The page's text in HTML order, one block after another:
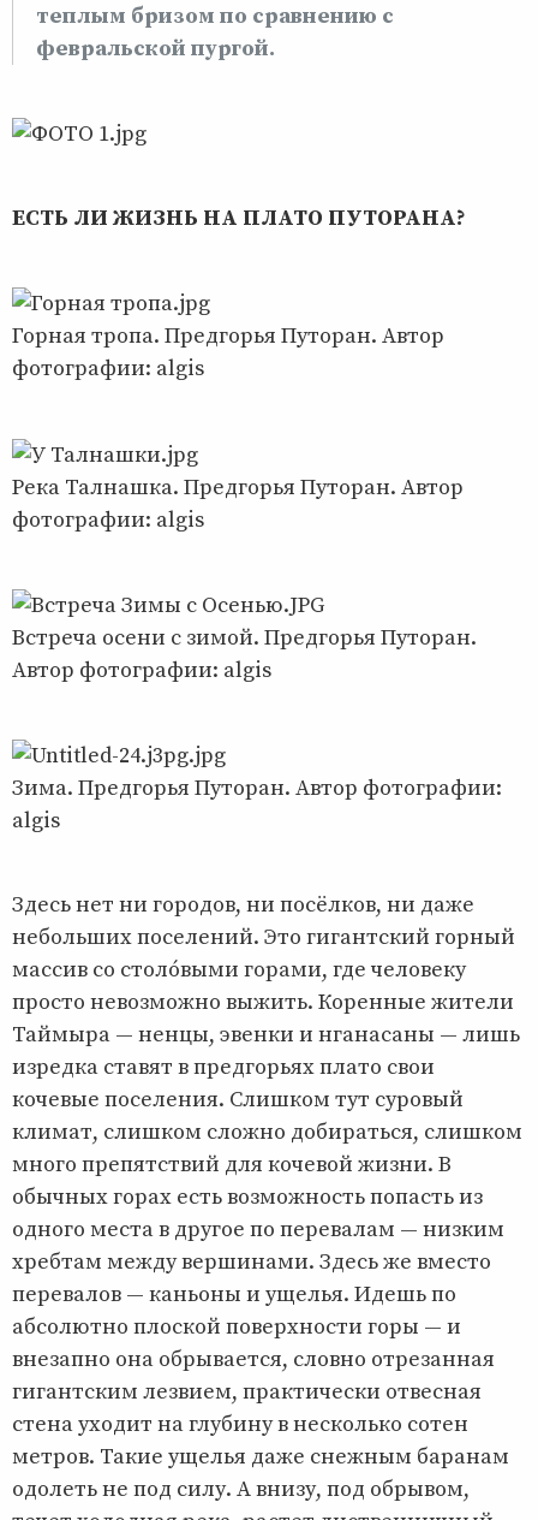
теплым бризом по сравнению с
февральской пургой.
ЕСТЬ ЛИ ЖИЗНЬ НА ПЛАТО ПУТОРАНА?
Горная тропа. Предгорья Путоран. Автор
фотографии: algis
Река Талнашка. Предгорья Путоран. Автор
фотографии: algis
Встреча осени с зимой. Предгорья Путоран.
Автор фотографии: algis
Зима. Предгорья Путоран. Автор фотографии:
algis
Здесь нет ни городов, ни посёлков, ни даже
небольших поселений. Это гигантский горный
массив со столóвыми горами, где человеку
просто невозможно выжить. Коренные жители
Таймыра — ненцы, эвенки и нганасаны — лишь
изредка ставят в предгорьях плато свои
кочевые поселения. Слишком тут суровый
климат, слишком сложно добираться, слишком
много препятствий для кочевой жизни. В
обычных горах есть возможность попасть из
одного места в другое по перевалам — низким
хребтам между вершинами. Здесь же вместо
перевалов — каньоны и ущелья. Идешь по
абсолютно плоской поверхности горы — и
внезапно она обрывается, словно отрезанная
гигантским лезвием, практически отвесная
стена уходит на глубину в несколько сотен
метров. Такие ущелья даже снежным баранам
одолеть не под силу. А внизу, под обрывом,